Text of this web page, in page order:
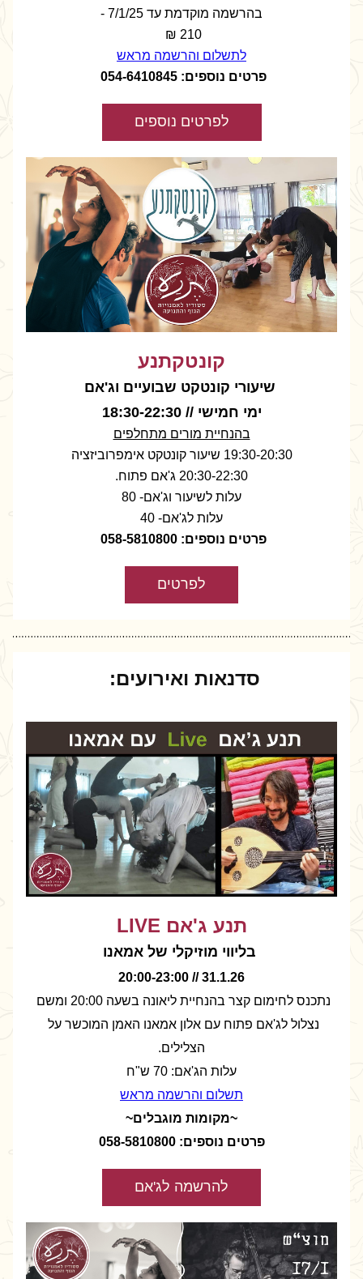
בהרשמה מוקדמת עד 7/1/25 -
210 ₪
לתשלום והרשמה מראש
פרטים נוספים: 054-6410845
לפרטים נוספים
קונטקתנע
שיעורי קונטקט שבועיים וג'אם
ימי חמישי // 18:30-22:30
בהנחיית מורים מתחלפים
19:30-20:30 שיעור קונטקט אימפרוביזציה
20:30-22:30 ג'אם פתוח.
עלות לשיעור וג'אם- 80
עלות לג'אם- 40
פרטים נוספים: 058-5810800
לפרטים
סדנאות ואירועים:
תנע ג'אם LIVE
בליווי מוזיקלי של אמאנו
31.1.26 // 20:00-23:00
הצלילים.
עלות הג'אם: 70 ש"ח
תשלום והרשמה מראש
~מקומות מוגבלים~
פרטים נוספים: 058-5810800
להרשמה לג'אם